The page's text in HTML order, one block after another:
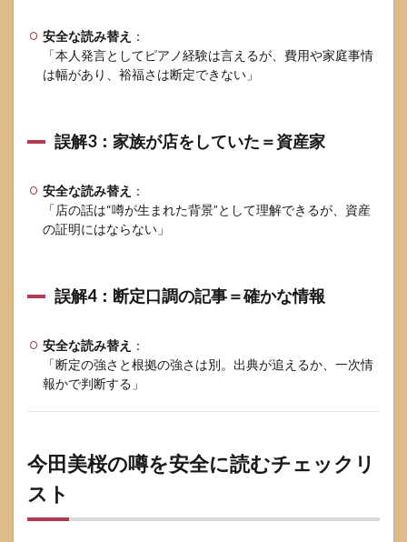
安全な読み替え ：
「本人発言としてピアノ経験は言えるが、費用や家庭事情
は幅があり、裕福さは断定できない」
誤解3：家族が店をしていた＝資産家
安全な読み替え ：
「店の話は“噂が生まれた背景”として理解できるが、資産
の証明にはならない」
誤解4：断定口調の記事＝確かな情報
安全な読み替え ：
「断定の強さと根拠の強さは別。出典が追えるか、一次情
報かで判断する」
今田美桜の噂を安全に読むチェックリ
スト